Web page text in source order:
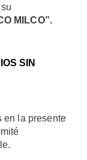
MILCO”.
SIN
en la presente